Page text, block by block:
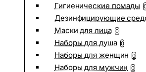
Гигиенические помады
Дезинфицирующие
Маски для лица 0
Наборы для душа 0
Наборы для женщин 0
Наборы для мужчин 0